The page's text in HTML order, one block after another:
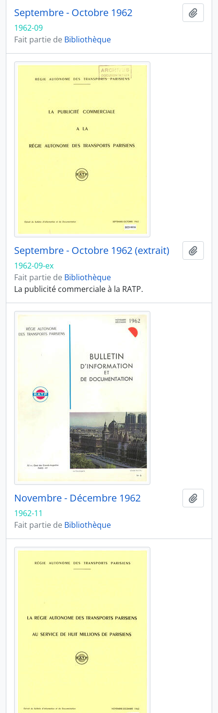
Septembre - Octobre 1962
1962-09
Fait partie de Bibliothèque
Septembre - Octobre 1962 (extrait)
1962-09-ex
Fait partie de Bibliothèque
La publicité commerciale à la RATP.
Novembre - Décembre 1962
1962-11
Fait partie de Bibliothèque